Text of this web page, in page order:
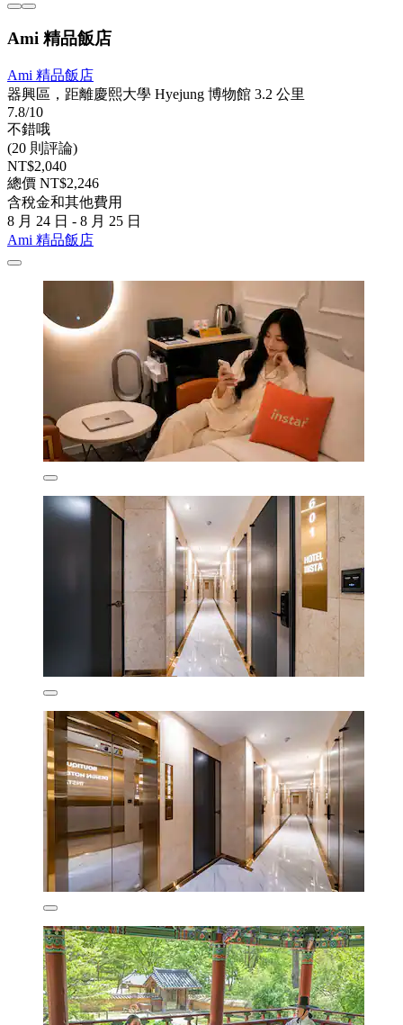
Ami 精品飯店
Ami 精品飯店
器興區，距離慶熙大學 Hyejung 博物館 3.2 公里
7.8/10
不錯哦
(20 則評論)
NT$2,040
總價 NT$2,246
含稅金和其他費用
8 月 24 日 - 8 月 25 日
Ami 精品飯店